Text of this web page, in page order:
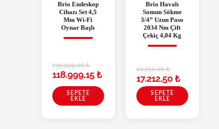
Brio Endeskop
Cihazı Set 4,5
Mm Wi-Fi
Oynar Başlı
139.999,00₺
118.999,15 ₺
SEPETE
EKLE
Brio Havalı
Somun Sökme
3/4” Uzun Paso
2034 Nm Çift
Çekiç 4,04 Kg
20.250,00₺
17.212,50 ₺
SEPETE
EKLE